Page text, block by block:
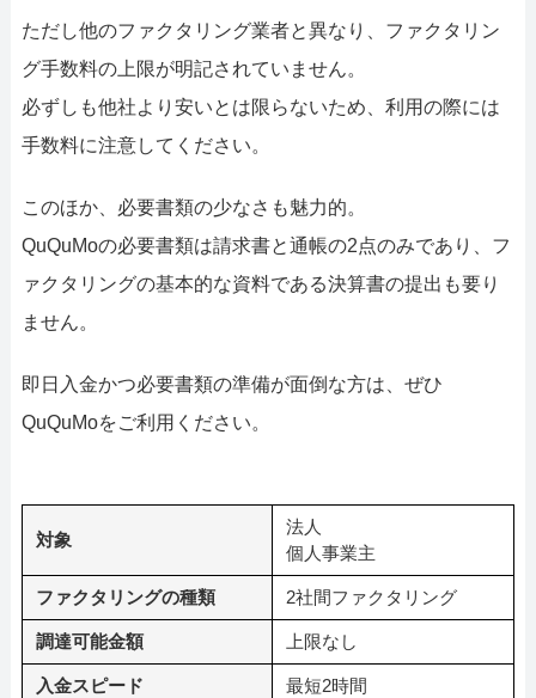
ただし他のファクタリング業者と異なり、ファクタリン
グ手数料の上限が明記されていません。
必ずしも他社より安いとは限らないため、利用の際には
手数料に注意してください。
このほか、必要書類の少なさも魅力的。
QuQuMoの必要書類は請求書と通帳の2点のみであり、フ
ァクタリングの基本的な資料である決算書の提出も要り
ません。
即日入金かつ必要書類の準備が面倒な方は、ぜひ
QuQuMoをご利用ください。
対象
法人
個人事業主
ファクタリングの種類 2社間ファクタリング
調達可能金額 上限なし
入金スピード 最短2時間